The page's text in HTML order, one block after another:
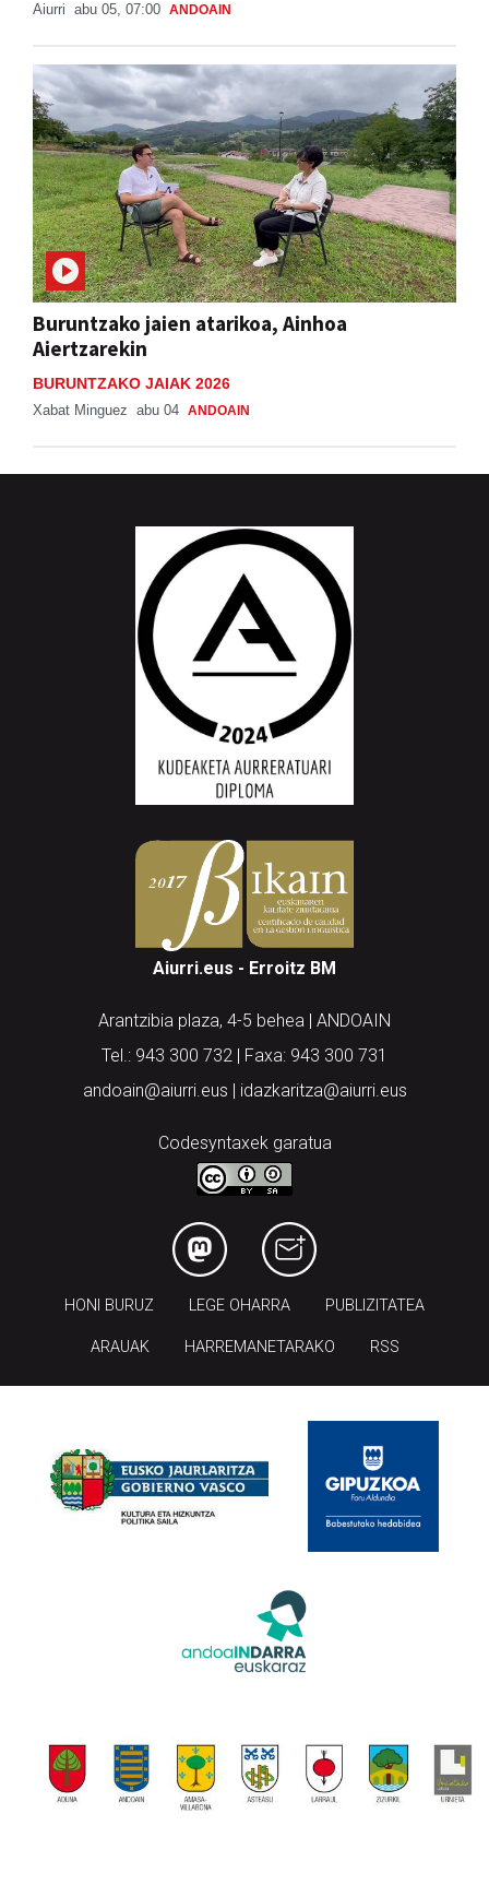
Aiurri abu 05, 07:00 ANDOAIN
Buruntzako jaien atarikoa, Ainhoa
Aiertzarekin
BURUNTZAKO JAIAK 2026
Xabat Minguez abu 04 ANDOAIN
Aiurri.eus - Erroitz BM
Arantzibia plaza, 4-5 behea | ANDOAIN
Tel.: 943 300 732 | Faxa: 943 300 731
andoain@aiurri.eus | idazkaritza@aiurri.eus
Codesyntaxek garatua
HONI BURUZ LEGE OHARRA PUBLIZITATEA
ARAUAK HARREMANETARAKO RSS